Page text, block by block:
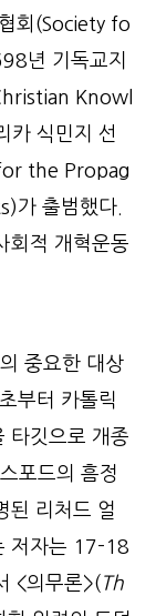
회(Society fo
년 기독교지
Knowl
카 식민지 선
the Propag
출범했다.
회적 개혁운동
중요한 대상
부터 카톨릭
타깃으로 개종
포드의 흠정
된 리처드 얼
저자는 17-18
<의무론>( Th